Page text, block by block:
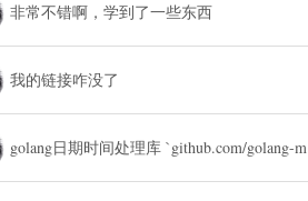
非常不错啊，学到了一些东西
我的链接咋没了
golang日期时间处理库 `github.com/golang-module/...